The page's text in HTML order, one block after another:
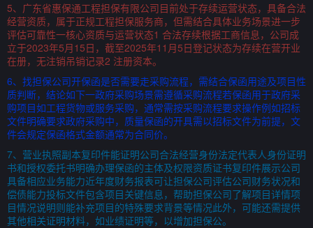
5、广东省惠保通工程担保有限公司目前处于存续运营状态，具备合法
经营资质，属于正规工程担保服务商，但需结合具体业务场景进一步
评估可靠性一核心资质与运营状态1 合法存续根据工商信息，公司成
立于2023年5月15日，截至2025年11月5日登记状态为存续在营开业
在册，无注销吊销记录2 注册资本。
6、找担保公司开保函是否需要走采购流程，需结合保函用途及项目性
质判断，结论如下一政府采购场景需遵循采购流程若保函用于政府采
购项目如工程货物或服务采购，通常需按采购流程要求操作例如招标
文件明确要求政府采购中，质量保函的开具需以招标文件为前提，文
件会规定保函格式金额通常为合同价。
7、营业执照副本复印件能证明公司合法经营身份法定代表人身份证明
书和授权委托书明确办理保函的主体及权限资质证书复印件展示公司
具备相应业务能力近年度财务报表可让担保公司评估公司财务状况和
偿债能力投标文件包含项目关键信息，帮助担保公司了解项目详情项
目情况说明则能补充项目的特殊要求背景等情况此外，可能还需提供
其他相关证明材料，如业绩证明等，以增加担保公。